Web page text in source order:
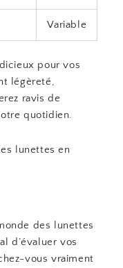
Variable
pour vos
légèreté,
ravis de
quotidien.
lunettes en
des lunettes
d’évaluer vos
vous vraiment